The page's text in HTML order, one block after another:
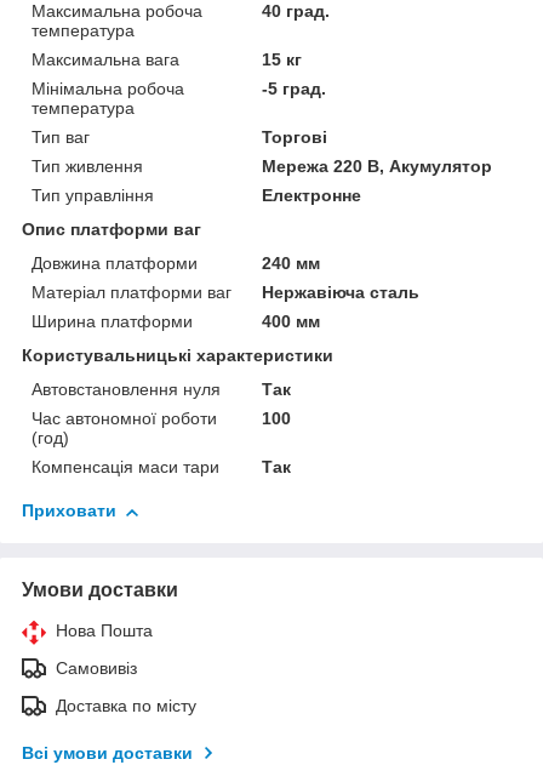
Максимальна робоча
температура
40 град.
Максимальна вага
15 кг
Мінімальна робоча
температура
-5 град.
Тип ваг
Торгові
Тип живлення
Мережа 220 В, Акумулятор
Тип управління
Електронне
Опис платформи ваг
Довжина платформи
240 мм
Матеріал платформи ваг
Нержавіюча сталь
Ширина платформи
400 мм
Користувальницькі характеристики
Автовстановлення нуля
Так
Час автономної роботи
(год)
100
Компенсація маси тари Так
Приховати
Умови доставки
Нова Пошта
Самовивіз
Доставка по місту
Всі умови доставки